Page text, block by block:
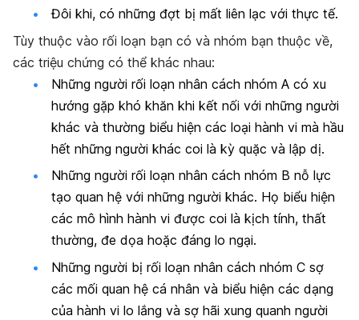
Đôi khi, có những đợt bị mất liên lạc với thực tế.
Tùy thuộc vào rối loạn bạn có và nhóm bạn thuộc về,
các triệu chứng có thể khác nhau:
Những người rối loạn nhân cách nhóm A có xu
hướng gặp khó khăn khi kết nối với những người
khác và thường biểu hiện các loại hành vi mà hầu
hết những người khác coi là kỳ quặc và lập dị.
Những người rối loạn nhân cách nhóm B nỗ lực
tạo quan hệ với những người khác. Họ biểu hiện
các mô hình hành vi được coi là kịch tính, thất
thường, đe dọa hoặc đáng lo ngại.
Những người bị rối loạn nhân cách nhóm C sợ
các mối quan hệ cá nhân và biểu hiện các dạng
của hành vi lo lắng và sợ hãi xung quanh người